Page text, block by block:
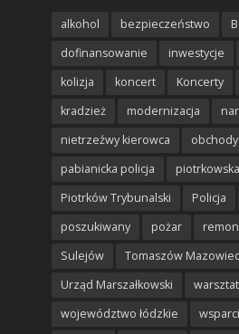
alkohol bezpieczeństwo
dofinansowanie
inwestycje
kolizja
koncert Koncerty
kradzież
modernizacja
nietrzeźwy kierowca
obchody
pabianicka policja
Piotrków Trybunalski
Policja
poszukiwany
pożar
Sulejów
Tomaszów
Urząd Marszałkowski
województwo łódzkie